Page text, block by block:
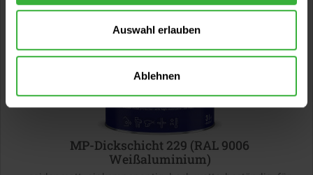
Auswahl erlauben
Ablehnen
MP-Dickschicht 229 (RAL 9006
Weißaluminium)